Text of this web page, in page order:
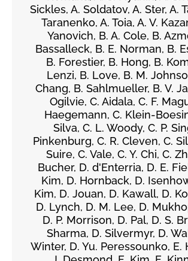
Sickles, A. Soldatov, A. Ster, A.
Taranenko, A. Toia, A. V.
Yanovich, B. A. Cole, B.
Bassalleck, B. E. Norman, B.
B. Forestier, B. Hong, B.
Lenzi, B. Love, B. M.
Chang, B. Sahlmueller, B. V.
Ogilvie, C. Aidala, C. F.
Haegemann, C. Klein-
Silva, C. L. Woody, C. P.
Pinkenburg, C. R. Cleven, C.
Suire, C. Vale, C. Y. Chi, C.
Bucher, D. d'Enterria, D. E.
Kim, D. Hornback, D.
Kim, D. Jouan, D. Kawall, D.
D. Lynch, D. M. Lee, D.
D. P. Morrison, D. Pal, D. S.
Sharma, D. Silvermyr, D.
Winter, D. Yu. Peressounko, E.